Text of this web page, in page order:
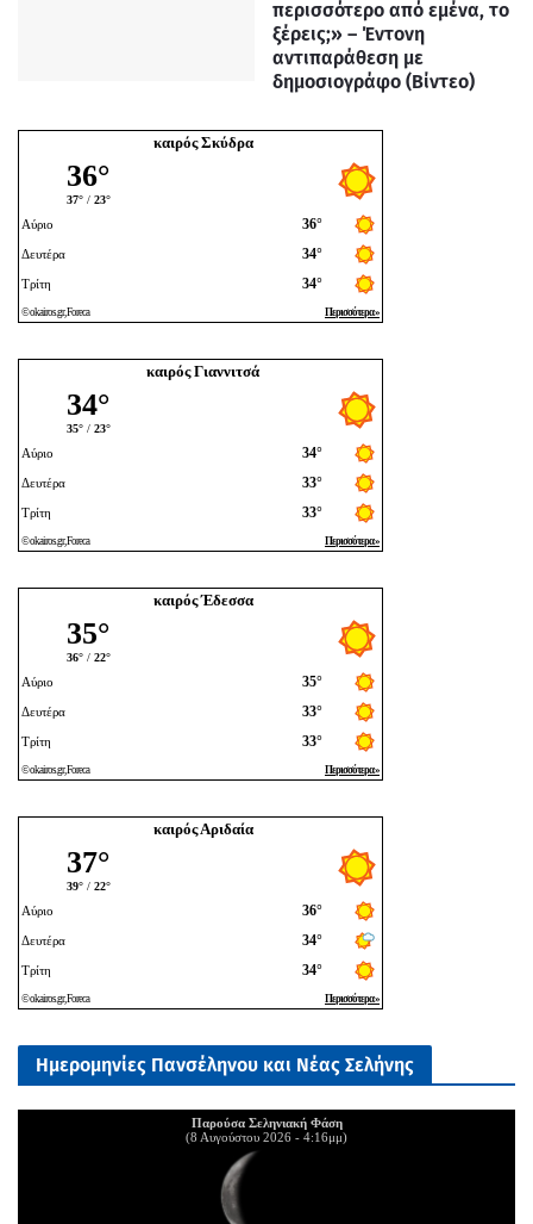
περισσότερο από εμένα, το
ξέρεις;» – Έντονη
αντιπαράθεση με
δημοσιογράφο (Βίντεο)
καιρός Σκύδρα
καιρός Γιαννιτσά
καιρός Έδεσσα
καιρός Αριδαία
Ημερομηνίες Πανσέληνου και Νέας Σελήνης
Παρούσα Σεληνιακή Φάση
(8 Αυγούστου 2026 - 4:16μμ)